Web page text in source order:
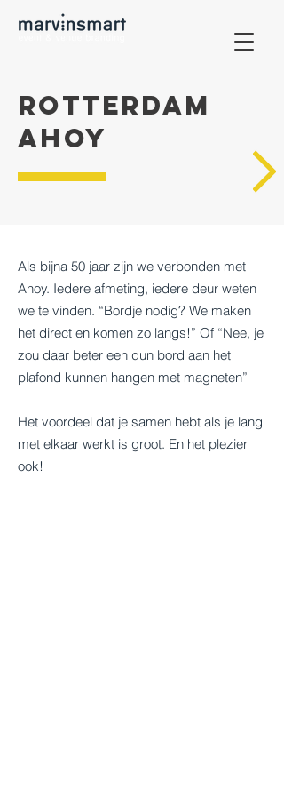
ROTTERDAM
AHOY
Als bijna 50 jaar zijn we verbonden met
Ahoy. Iedere afmeting, iedere deur weten
we te vinden. “Bordje nodig? We maken
het direct en komen zo langs!” Of “Nee, je
zou daar beter een dun bord aan het
plafond kunnen hangen met magneten”
Het voordeel dat je samen hebt als je lang
met elkaar werkt is groot. En het plezier
ook!